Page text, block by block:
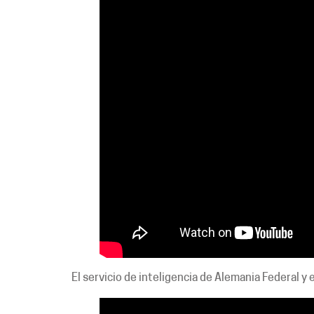
El servicio de inteligencia de Alemania Federal y